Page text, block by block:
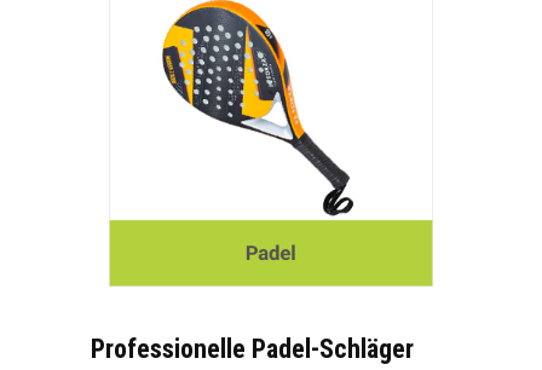
Professionelle Padel-Schläger